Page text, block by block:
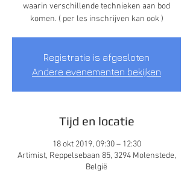
waarin verschillende technieken aan bod
komen. ( per les inschrijven kan ook )
Registratie is afgesloten
Andere evenementen bekijken
Tijd en locatie
18 okt 2019, 09:30 – 12:30
Artimist, Reppelsebaan 85, 3294 Molenstede,
België